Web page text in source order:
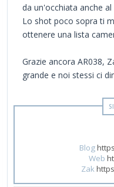
da un'occhiata anche
Lo shot poco sopra ti
ottenere una lista
Grazie ancora AR038,
grande e noi stessi ci
Blog
Web
Zak